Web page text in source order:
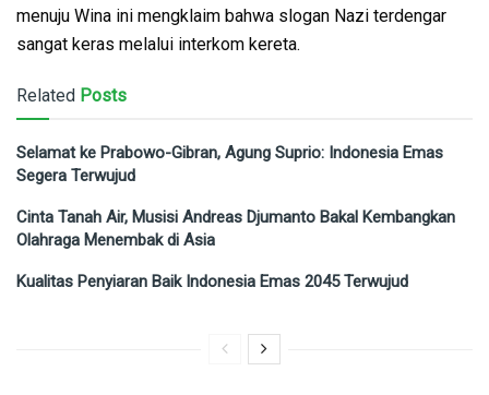
menuju Wina ini mengklaim bahwa slogan Nazi terdengar
sangat keras melalui interkom kereta.
Related Posts
Selamat ke Prabowo-Gibran, Agung Suprio: Indonesia Emas
Segera Terwujud
Cinta Tanah Air, Musisi Andreas Djumanto Bakal Kembangkan
Olahraga Menembak di Asia
Kualitas Penyiaran Baik Indonesia Emas 2045 Terwujud